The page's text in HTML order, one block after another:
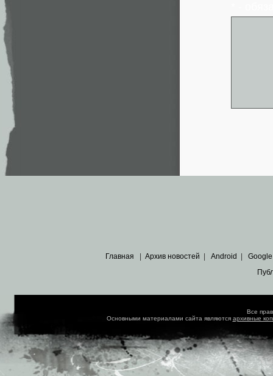
Главная | Архив новостей | Android | Google
Все
Основными материалами сайта являются архивные